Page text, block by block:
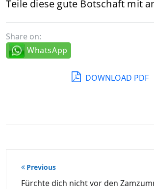
Teile diese gute Botschaft mit
Share on:
WhatsApp
DOWNLOAD PDF
Beitragsnavigation
Previous
Fürchte dich nicht vor den